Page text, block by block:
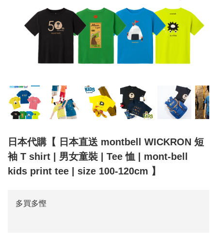
日本代購【 日本直送 montbell WICKRON 短
袖 T shirt | 男女童裝 | Tee 恤 | mont-bell
kids print tee | size 100-120cm 】
多買多慳